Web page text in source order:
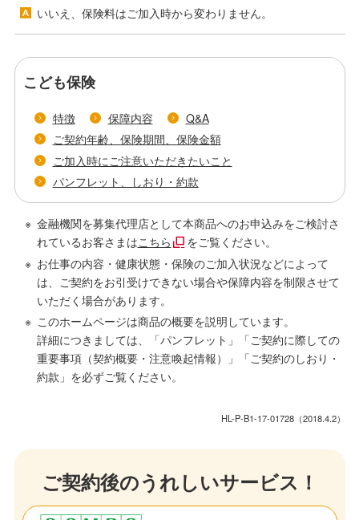
いいえ、保険料はご加入時から変わりません。
こども保険
特徴 保障内容
Q&A
ご契約年齢、保険期間、保険金額
ご加入時にご注意いただきたいこと
パンフレット、しおり・約款
金融機関を募集代理店として本商品へのお申込みをご検討さ
れているお客さまはこちら
をご覧ください。
お仕事の内容・健康状態・保険のご加入状況などによって
は、ご契約をお引受けできない場合や保障内容を制限させて
いただく場合があります。
このホームページは商品の概要を説明しています。
詳細につきましては、「パンフレット」「ご契約に際しての
重要事項（契約概要・注意喚起情報）」「ご契約のしおり・
約款」を必ずご覧ください。
HL-P-B1-17-01728（2018.4.2）
ご契約後のうれしいサービス！